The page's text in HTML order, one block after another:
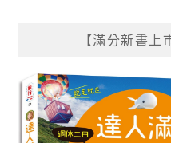
【滿分新書上